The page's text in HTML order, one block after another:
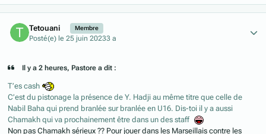
Tetouani Membre
Posté(e) le 25 juin 20233 a
Il y a 2 heures, Pastore a dit :
T’es cash
C’est du pistonage la présence de Y. Hadji au même titre que celle de
Nabil Baha qui prend branlée sur branlée en U16. Dis-toi il y a aussi
Chamakh qui va prochainement être dans un des staff
Non pas Chamakh sérieux ?? Pour jouer dans les Marseillais contre les